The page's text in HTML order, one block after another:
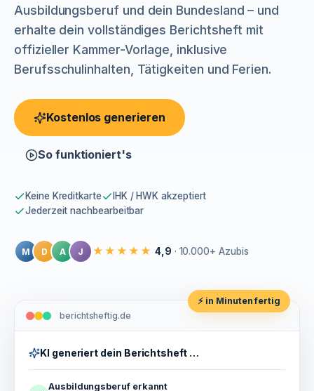
Ausbildungsberuf und dein Bundesland – und
erhalte dein vollständiges Berichtsheft mit
offizieller Kammer-Vorlage, inklusive
Berufsschulinhalten, Tätigkeiten und Ferien.
Kostenlos generieren
So funktioniert's
Keine Kreditkarte
IHK / HWK akzeptiert
Jederzeit nachbearbeitbar
M D A J ★★★★★ 4,9 · 10.000+ Azubis
⚡ in Minuten fertig
berichtsheftig.de
KI generiert dein Berichtsheft …
Ausbildungsberuf erkannt